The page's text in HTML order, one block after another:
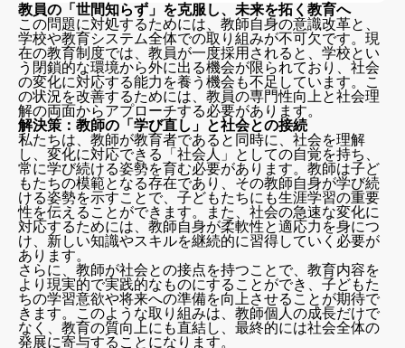
教員の「世間知らず」を克服し、未来を拓く教育へ
この問題に対処するためには、教師自身の意識改革と、
学校や教育システム全体での取り組みが不可欠です。現
在の教育制度では、教員が一度採用されると、学校とい
う閉鎖的な環境から外に出る機会が限られており、社会
の変化に対応する能力を養う機会も不足しています。こ
の状況を改善するためには、教員の専門性向上と社会理
解の両面からアプローチする必要があります。
解決策：教師の「学び直し」と社会との接続
私たちは、教師が教育者であると同時に、社会を理解
し、変化に対応できる「社会人」としての自覚を持ち、
常に学び続ける姿勢を育む必要があります。教師は子ど
もたちの模範となる存在であり、その教師自身が学び続
ける姿勢を示すことで、子どもたちにも生涯学習の重要
性を伝えることができます。また、社会の急速な変化に
対応するためには、教師自身が柔軟性と適応力を身につ
け、新しい知識やスキルを継続的に習得していく必要が
あります。
さらに、教師が社会との接点を持つことで、教育内容を
より現実的で実践的なものにすることができ、子どもた
ちの学習意欲や将来への準備を向上させることが期待で
きます。このような取り組みは、教師個人の成長だけで
なく、教育の質向上にも直結し、最終的には社会全体の
発展に寄与することになります。